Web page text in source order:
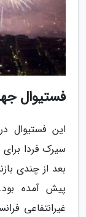
فستیوال
سیرک فردا
بعد از چندی
پیش آمده
غیرانتفاعی